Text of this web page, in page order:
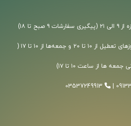
ارسال سفارشات یزد بجز روزهای تعطیل از ۱۰ تا ۲۰ و جمعه‌ها از ۱۰ تا ۱۷ (
ها از ساعت ۱۰ تا ۱۷)
03537249913